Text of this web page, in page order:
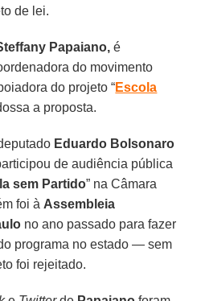
de lei.
Papaiano, é
do movimento
do projeto “Escola
a proposta.
Eduardo Bolsonaro
de audiência pública
sem Partido” na Câmara
foi à Assembleia
no ano passado para fazer
programa no estado — sem
foi rejeitado.